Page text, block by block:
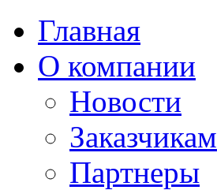
Главная
О компании
Новости
Заказчикам
Партнеры